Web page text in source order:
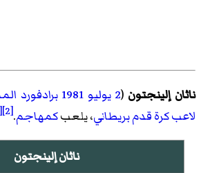
ناثان إلينجتون (2 يوليو 1981 برادفورد
لاعب كرة قدمبريطاني، يلعبكمهاجم.
[2]
[3]
ناثان إلينجتون